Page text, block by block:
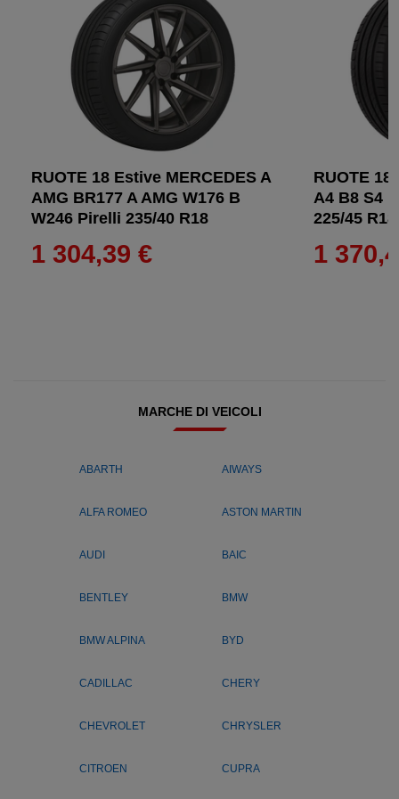
RUOTE 18 Estive MERCEDES A
AMG BR177 A AMG W176 B
W246 Pirelli 235/40 R18
1 304,39 €
RUOTE 18
A4 B8 S4
225/45 R18
1
MARCHE DI VEICOLI
ABARTH AIWAYS
ALFA ROMEO ASTON MARTIN
AUDI BAIC
BENTLEY BMW
BMW ALPINA BYD
CADILLAC CHERY
CHEVROLET CHRYSLER
CITROEN CUPRA